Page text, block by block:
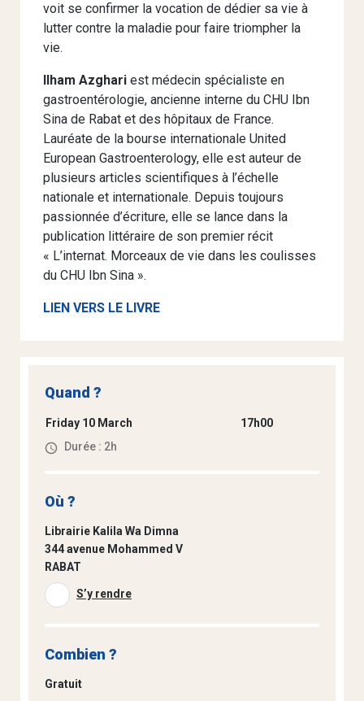
voit se confirmer la vocation de dédier sa vie à
lutter contre la maladie pour faire triompher la
vie.
Ilham Azghari est médecin spécialiste en
gastroentérologie, ancienne interne du CHU Ibn
Sina de Rabat et des hôpitaux de France.
Lauréate de la bourse internationale United
European Gastroenterology, elle est auteur de
plusieurs articles scientifiques à l’échelle
nationale et internationale. Depuis toujours
passionnée d’écriture, elle se lance dans la
publication littéraire de son premier récit
« L’internat. Morceaux de vie dans les coulisses
du CHU Ibn Sina ».
LIEN VERS LE LIVRE
Quand ?
Friday 10 March
17h00
Durée : 2h
Où ?
Librairie Kalila Wa Dimna
344 avenue Mohammed V
RABAT
S’y rendre
Combien ?
Gratuit